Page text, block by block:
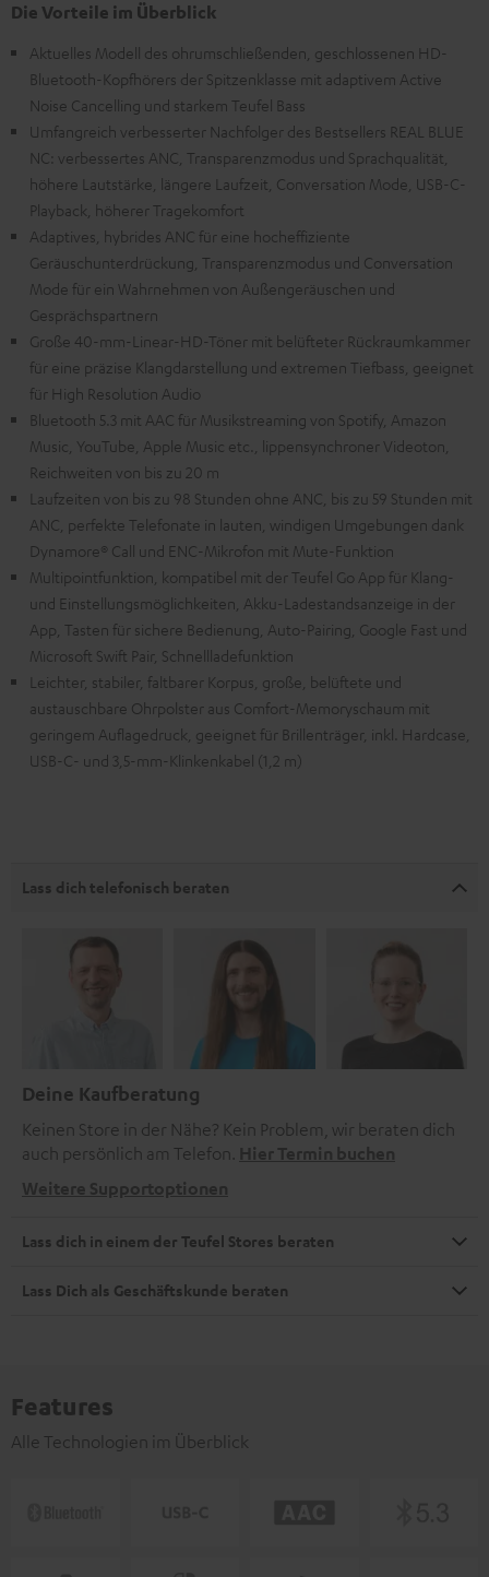
Die Vorteile im Überblick
Aktuelles Modell des ohrumschließenden, geschlossenen HD-
Bluetooth-Kopfhörers der Spitzenklasse mit adaptivem Active
Noise Cancelling und starkem Teufel Bass
Umfangreich verbesserter Nachfolger des Bestsellers REAL BLUE
NC: verbessertes ANC, Transparenzmodus und Sprachqualität,
höhere Lautstärke, längere Laufzeit, Conversation Mode, USB-C-
Playback, höherer Tragekomfort
Adaptives, hybrides ANC für eine hocheffiziente
Geräuschunterdrückung, Transparenzmodus und Conversation
Mode für ein Wahrnehmen von Außengeräuschen und
Gesprächspartnern
Große 40-mm-Linear-HD-Töner mit belüfteter Rückraumkammer
für eine präzise Klangdarstellung und extremen Tiefbass, geeignet
für High Resolution Audio
Bluetooth 5.3 mit AAC für Musikstreaming von Spotify, Amazon
Music, YouTube, Apple Music etc., lippensynchroner Videoton,
Reichweiten von bis zu 20 m
Laufzeiten von bis zu 98 Stunden ohne ANC, bis zu 59 Stunden mit
ANC, perfekte Telefonate in lauten, windigen Umgebungen dank
Dynamore® Call und ENC-Mikrofon mit Mute-Funktion
Multipointfunktion, kompatibel mit der Teufel Go App für Klang-
und Einstellungsmöglichkeiten, Akku-Ladestandsanzeige in der
App, Tasten für sichere Bedienung, Auto-Pairing, Google Fast und
Microsoft Swift Pair, Schnellladefunktion
Leichter, stabiler, faltbarer Korpus, große, belüftete und
austauschbare Ohrpolster aus Comfort-Memoryschaum mit
geringem Auflagedruck, geeignet für Brillenträger, inkl. Hardcase,
USB-C- und 3,5-mm-Klinkenkabel (1,2 m)
Lass dich telefonisch beraten
Deine Kaufberatung
Keinen Store in der Nähe? Kein Problem, wir beraten dich
auch persönlich am Telefon. Hier Termin buchen
Weitere Supportoptionen
Lass dich in einem der Teufel Stores beraten
Lass Dich als Geschäftskunde beraten
Features
Alle Technologien im Überblick